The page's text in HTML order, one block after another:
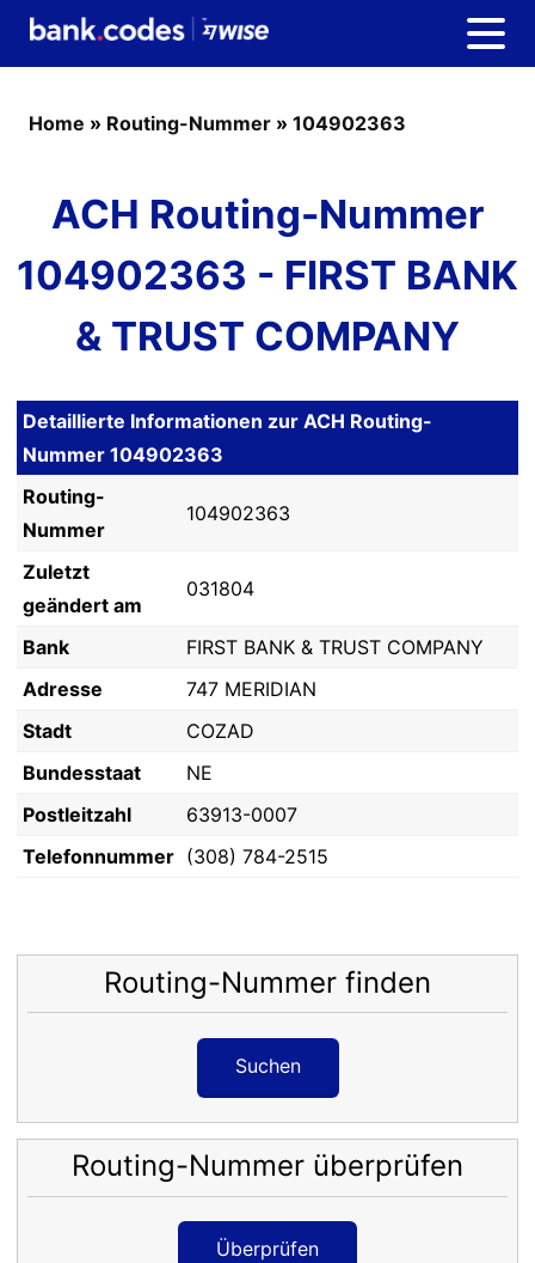
Home » Routing-Nummer » 104902363
ACH Routing-Nummer
104902363 - FIRST BANK
& TRUST COMPANY
Detaillierte Informationen zur ACH Routing-
Nummer 104902363
Routing-
Nummer
104902363
Zuletzt
geändert am
031804
Bank
FIRST BANK & TRUST COMPANY
Adresse
747 MERIDIAN
Stadt
COZAD
Bundesstaat
NE
Postleitzahl
63913-0007
Telefonnummer (308) 784-2515
Routing-Nummer finden
Suchen
Routing-Nummer überprüfen
Überprüfen